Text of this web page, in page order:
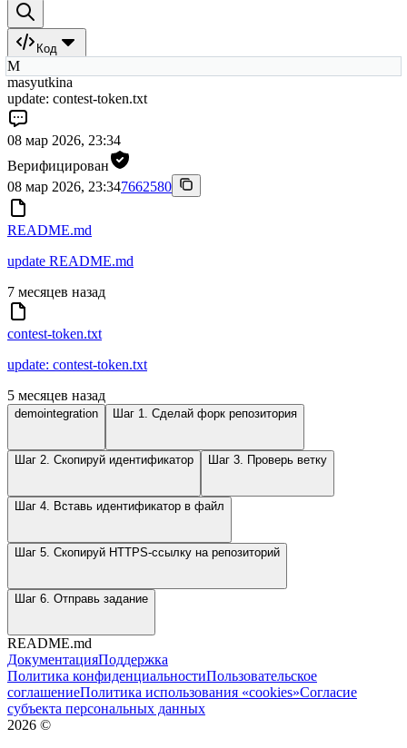
Код
M
masyutkina
update: contest-token.txt
08 мар 2026, 23:34
Верифицирован
08 мар 2026, 23:347662580
README.md
update README.md
7 месяцев назад
contest-token.txt
update: contest-token.txt
5 месяцев назад
demointegration Шаг 1. Сделай форк репозитория
Шаг 2. Скопируй идентификатор Шаг 3. Проверь ветку
Шаг 4. Вставь идентификатор в файл
Шаг 5. Скопируй HTTPS-ссылку на репозиторий
Шаг 6. Отправь задание
README.md
ДокументацияПоддержка
Политика конфиденциальностиПользовательское
соглашениеПолитика использования «cookies»Согласие
субъекта персональных данных
2026 ©